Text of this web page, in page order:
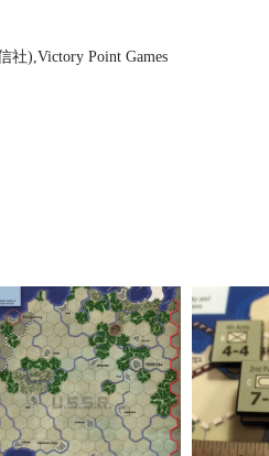
社),Victory Point Games